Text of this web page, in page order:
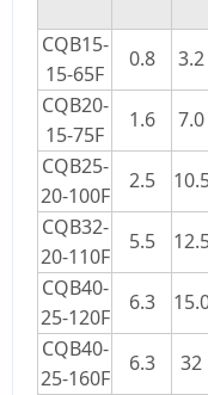
CQB15-
15-65F
0.8 3.2
CQB20-
15-75F
1.6 7.0
CQB25-
20-100F
2.5
CQB32-
20-110F
5.5
CQB40-
25-120F
6.3
CQB40-
25-160F
6.3 32